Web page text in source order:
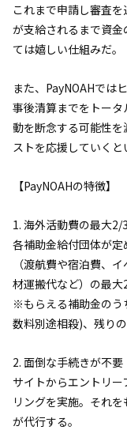
これまで申請し審査
が支給されるまで資
ては嬉しい仕組みだ。
また、PayNOAHでは
事後清算までをトー
動を断念する可能性
ストを応援していくと
【PayNOAHの特徴】
1. 海外活動費の最大
各補助金給付団体が
（渡航費や宿泊費、
材運搬代など）の最大
※もらえる補助金のう
数料別途相殺)、残り
2. 面倒な手続きが不要
サイトからエントリ
リングを実施。それ
が代行する。